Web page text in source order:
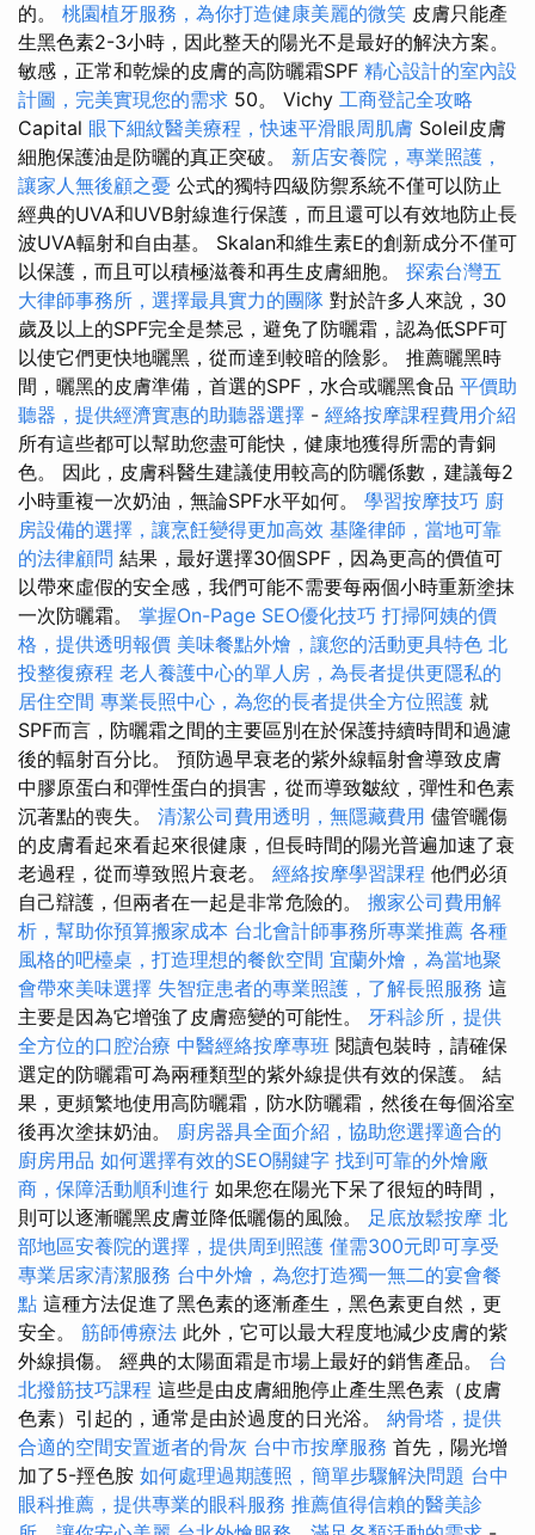
的。 桃園植牙服務，為你打造健康美麗的微笑 皮膚只能產
生黑色素2-3小時，因此整天的陽光不是最好的解決方案。
敏感，正常和乾燥的皮膚的高防曬霜SPF 精心設計的室內設
計圖，完美實現您的需求 50。 Vichy 工商登記全攻略
Capital 眼下細紋醫美療程，快速平滑眼周肌膚 Soleil皮膚
細胞保護油是防曬的真正突破。 新店安養院，專業照護，
讓家人無後顧之憂 公式的獨特四級防禦系統不僅可以防止
經典的UVA和UVB射線進行保護，而且還可以有效地防止長
波UVA輻射和自由基。 Skalan和維生素E的創新成分不僅可
以保護，而且可以積極滋養和再生皮膚細胞。 探索台灣五
大律師事務所，選擇最具實力的團隊 對於許多人來說，30
歲及以上的SPF完全是禁忌，避免了防曬霜，認為低SPF可
以使它們更快地曬黑，從而達到較暗的陰影。 推薦曬黑時
間，曬黑的皮膚準備，首選的SPF，水合或曬黑食品 平價助
聽器，提供經濟實惠的助聽器選擇 - 經絡按摩課程費用介紹
所有這些都可以幫助您盡可能快，健康地獲得所需的青銅
色。 因此，皮膚科醫生建議使用較高的防曬係數，建議每2
小時重複一次奶油，無論SPF水平如何。 學習按摩技巧 廚
房設備的選擇，讓烹飪變得更加高效 基隆律師，當地可靠
的法律顧問 結果，最好選擇30個SPF，因為更高的價值可
以帶來虛假的安全感，我們可能不需要每兩個小時重新塗抹
一次防曬霜。 掌握On-Page SEO優化技巧 打掃阿姨的價
格，提供透明報價 美味餐點外燴，讓您的活動更具特色 北
投整復療程 老人養護中心的單人房，為長者提供更隱私的
居住空間 專業長照中心，為您的長者提供全方位照護 就
SPF而言，防曬霜之間的主要區別在於保護持續時間和過濾
後的輻射百分比。 預防過早衰老的紫外線輻射會導致皮膚
中膠原蛋白和彈性蛋白的損害，從而導致皺紋，彈性和色素
沉著點的喪失。 清潔公司費用透明，無隱藏費用 儘管曬傷
的皮膚看起來看起來很健康，但長時間的陽光普遍加速了衰
老過程，從而導致照片衰老。 經絡按摩學習課程 他們必須
自己辯護，但兩者在一起是非常危險的。 搬家公司費用解
析，幫助你預算搬家成本 台北會計師事務所專業推薦 各種
風格的吧檯桌，打造理想的餐飲空間 宜蘭外燴，為當地聚
會帶來美味選擇 失智症患者的專業照護，了解長照服務 這
主要是因為它增強了皮膚癌變的可能性。 牙科診所，提供
全方位的口腔治療 中醫經絡按摩專班 閱讀包裝時，請確保
選定的防曬霜可為兩種類型的紫外線提供有效的保護。 結
果，更頻繁地使用高防曬霜，防水防曬霜，然後在每個浴室
後再次塗抹奶油。 廚房器具全面介紹，協助您選擇適合的
廚房用品 如何選擇有效的SEO關鍵字 找到可靠的外燴廠
商，保障活動順利進行 如果您在陽光下呆了很短的時間，
則可以逐漸曬黑皮膚並降低曬傷的風險。 足底放鬆按摩 北
部地區安養院的選擇，提供周到照護 僅需300元即可享受
專業居家清潔服務 台中外燴，為您打造獨一無二的宴會餐
點 這種方法促進了黑色素的逐漸產生，黑色素更自然，更
安全。 筋師傅療法 此外，它可以最大程度地減少皮膚的紫
外線損傷。 經典的太陽面霜是市場上最好的銷售產品。 台
北撥筋技巧課程 這些是由皮膚細胞停止產生黑色素（皮膚
色素）引起的，通常是由於過度的日光浴。 納骨塔，提供
合適的空間安置逝者的骨灰 台中市按摩服務 首先，陽光增
加了5-羥色胺 如何處理過期護照，簡單步驟解決問題 台中
眼科推薦，提供專業的眼科服務 推薦值得信賴的醫美診